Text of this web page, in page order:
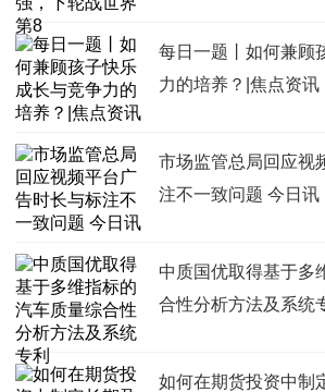
每日一题丨如何兼顾
力的培养？|焦点资讯
市场监管总局回应视
注不一致问题 今日讯
中质国优取得基于多
合性分析方法及系统
如何在期货投资中制